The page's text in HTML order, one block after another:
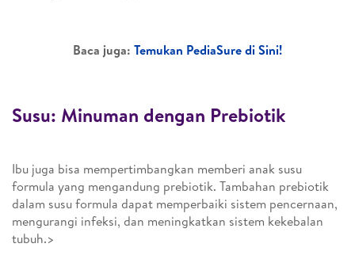
Baca juga: Temukan PediaSure di Sini!
Susu: Minuman dengan Prebiotik
Ibu juga bisa mempertimbangkan memberi anak susu
formula yang mengandung prebiotik. Tambahan prebiotik
dalam susu formula dapat memperbaiki sistem pencernaan,
mengurangi infeksi, dan meningkatkan sistem kekebalan
tubuh.>